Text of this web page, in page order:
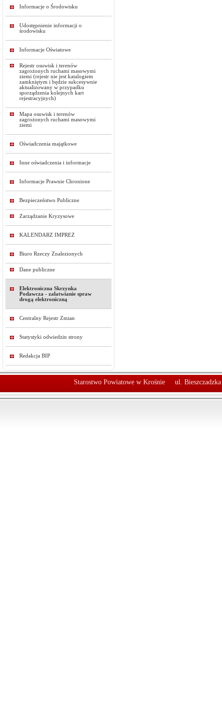
Informacje o Środowisku
Udostępnienie informacji o
środowisku
Informacje Oświatowe
Rejestr osuwisk i terenów
zagrożonych ruchami masowymi
ziemi (rejestr nie jest katalogiem
zamkniętym i będzie sukcesywnie
aktualizowany w przypadku
sporządzenia kolejnych kart
rejestracyjnych)
Mapa osuwisk i terenów
zagrożonych ruchami masowymi
ziemi
Oświadczenia majątkowe
Inne oświadczenia i informacje
Informacje Prawnie Chronione
Bezpieczeństwo Publiczne
Zarządzanie Kryzysowe
KALENDARZ IMPREZ
Biuro Rzeczy Znalezionych
Dane publiczne
Elektroniczna Skrzynka
Podawcza - załatwianie spraw
drogą elektroniczną
Centralny Rejestr Zmian
Statystyki odwiedzin strony
Redakcja BIP
Starostwo Powiatowe w Krośnie ul.